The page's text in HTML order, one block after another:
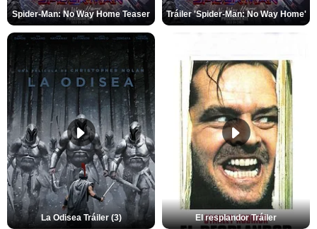
Spider-Man: No Way Home Teaser Tráiler 'Spider-Man: No Way Home'
La Odisea Tráiler (3) El resplandor Tráiler